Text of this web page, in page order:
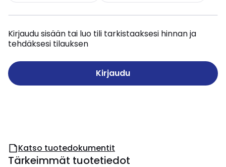
Kirjaudu sisään tai luo tili tarkistaaksesi hinnan ja
tehdäksesi tilauksen
Kirjaudu
Katso tuotedokumentit
Tärkeimmät tuotetiedot